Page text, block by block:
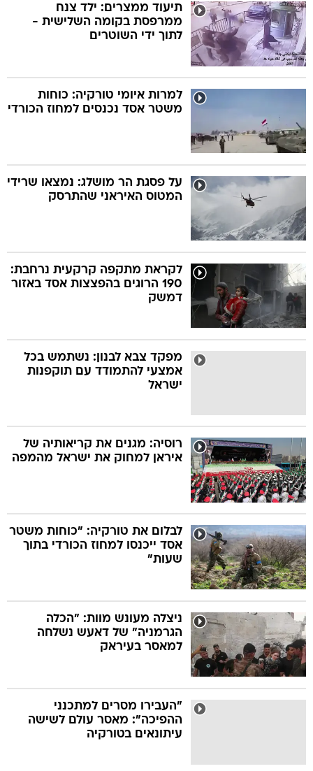
תיעוד ממצרים: ילד צנח
ממרפסת בקומה השלישית -
לתוך ידי השוטרים
למרות איומי טורקיה: כוחות
משטר אסד נכנסים למחוז הכורדי
על פסגת הר מושלג: נמצאו שרידי
המטוס האיראני שהתרסק
לקראת מתקפה קרקעית נרחבת:
190 הרוגים בהפצצות אסד באזור
דמשק
מפקד צבא לבנון: נשתמש בכל
אמצעי להתמודד עם תוקפנות
ישראל
רוסיה: מגנים את קריאותיה של
איראן למחוק את ישראל מהמפה
לבלום את טורקיה: "כוחות משטר
אסד ייכנסו למחוז הכורדי בתוך
שעות"
ניצלה מעונש מוות: "הכלה
הגרמניה" של דאעש נשלחה
למאסר בעיראק
"העבירו מסרים למתכנני
ההפיכה": מאסר עולם לשישה
עיתונאים בטורקיה